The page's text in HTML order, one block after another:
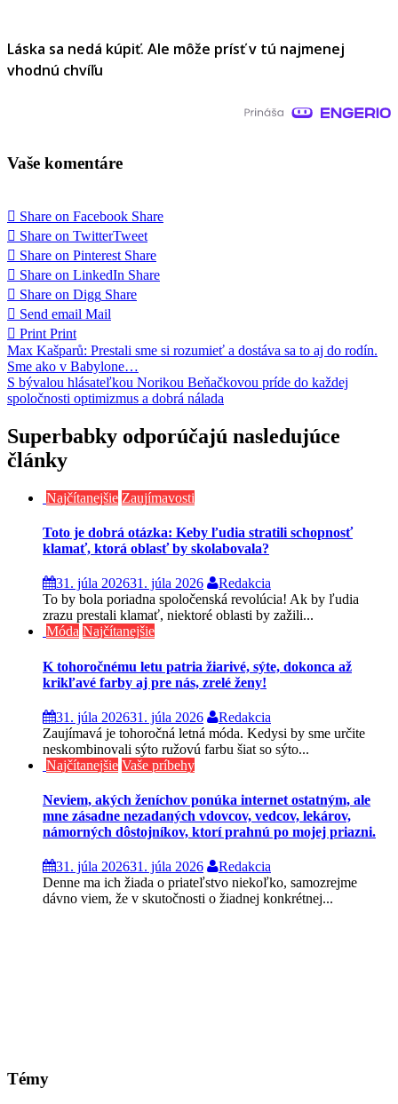
Láska sa nedá kúpiť. Ale môže prísť v tú najmenej
vhodnú chvíľu
Vaše komentáre
Share on Facebook Share
Share on TwitterTweet
Share on Pinterest Share
Share on LinkedIn Share
Share on Digg Share
Send email Mail
Print Print
Navigácia
v
článku
Max Kašparů: Prestali sme si rozumieť a dostáva sa to aj do rodín.
Sme ako v Babylone…
S bývalou hlásateľkou Norikou Beňačkovou príde do každej
spoločnosti optimizmus a dobrá nálada
Superbabky odporúčajú nasledujúce
články
Najčítanejšie Zaujímavosti
Toto je dobrá otázka: Keby ľudia stratili schopnosť
klamať, ktorá oblasť by skolabovala?
31. júla 202631. júla 2026
Redakcia
To by bola poriadna spoločenská revolúcia! Ak by ľudia
zrazu prestali klamať, niektoré oblasti by zažili...
Móda Najčítanejšie
K tohoročnému letu patria žiarivé, sýte, dokonca až
krikľavé farby aj pre nás, zrelé ženy!
31. júla 202631. júla 2026
Redakcia
Zaujímavá je tohoročná letná móda. Kedysi by sme určite
neskombinovali sýto ružovú farbu šiat so sýto...
Najčítanejšie Vaše príbehy
Neviem, akých ženíchov ponúka internet ostatným, ale
mne zásadne nezadaných vdovcov, vedcov, lekárov,
námorných dôstojníkov, ktorí prahnú po mojej priazni.
31. júla 202631. júla 2026
Redakcia
Denne ma ich žiada o priateľstvo niekoľko, samozrejme
dávno viem, že v skutočnosti o žiadnej konkrétnej...
Témy